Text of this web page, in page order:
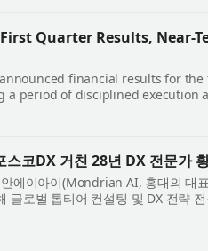
Quarter Results, Near-
) announced financial results for
a period of disciplined
of...
스코DX 거친 28년 DX 전문가
에이아이(Mondrian AI, 홍대의 대
글로벌 톱티어 컨설팅 및 DX 전략